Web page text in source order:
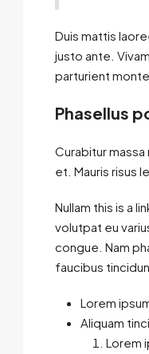
Duis mattis
justo ante.
parturient
Phasellus
Curabitur
et. Mauris risus
Nullam this is a
volutpat eu
congue. Nam
faucibus
Lorem
Aliquam
Lorem